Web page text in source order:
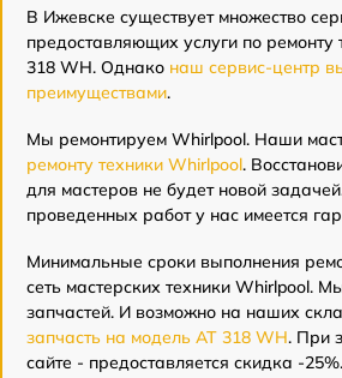
В Ижевске существует множество
предоставляющих услуги по ремонту
318 WH. Однако наш сервис-центр
преимуществами.
Мы ремонтируем Whirlpool. Наши
ремонту техники Whirlpool.
для мастеров не будет новой
проведенных работ у нас имеется
Минимальные сроки выполнения
сеть мастерских техники Whirlpool.
запчастей. И возможно на наших
запчасть на модель AT 318 WH. При
сайте - предоставляется скидка -25%.